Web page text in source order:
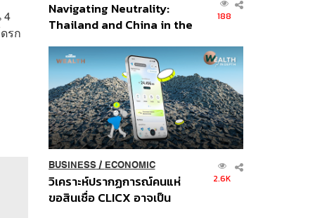
4
รก
Navigating Neutrality:
Thailand and China in the
Order
188
BUSINESS/ ECONOMIC
วิเคราะห์ปรากฏการณ์คนแห่
ขอสินเชื่อ CLICX อาจเป็น
2.6K